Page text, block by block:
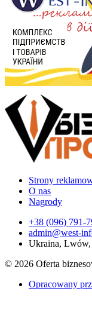
Strony
O nas
Nagrody
+38 (096) 791-
admin@west-
Ukraina, Lwów,
© 2026 Oferta
Opracowany